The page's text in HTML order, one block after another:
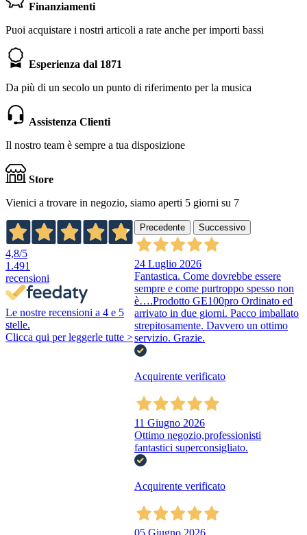
Finanziamenti
Puoi acquistare i nostri articoli a rate anche per importi bassi
Esperienza dal 1871
Da più di un secolo un punto di riferimento per la musica
Assistenza Clienti
Il nostro team è sempre a tua disposizione
Store
Vienici a trovare in negozio, siamo aperti 5 giorni su 7
4,8/5
1.491
recensioni
Le nostre recensioni a 4 e 5
stelle.
Clicca qui per leggerle tutte >
Precedente Successivo
24 Luglio 2026
Fantastica. Come dovrebbe essere
sempre e come purtroppo spesso non
è….Prodotto GE100pro Ordinato ed
arrivato in due giorni. Pacco imballato
strepitosamente. Davvero un ottimo
servizio. Grazie.
Acquirente verificato
11 Giugno 2026
Ottimo negozio,professionisti
fantastici superconsigliato.
Acquirente verificato